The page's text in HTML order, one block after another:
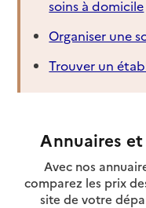
soins à domicile
Organiser une
Trouver un
Annuaires
Avec nos
comparez les prix
site de votre